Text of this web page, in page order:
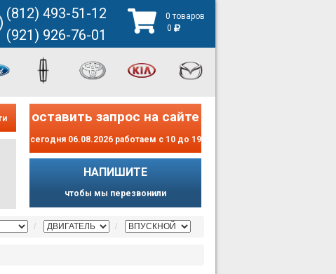
(812) 493-51-12
(921) 926-76-01
0 товаров
0
оставить запрос на сайте
сегодня 06.08.2026 работаем с 10 до 19
НАПИШИТЕ
чтобы мы перезвонили